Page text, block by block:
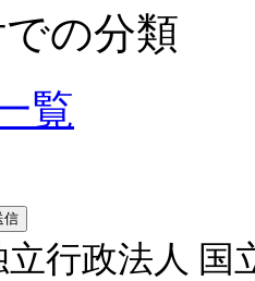
の分類
覧
立行政法人 国